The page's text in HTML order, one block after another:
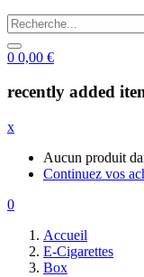
0 0,00 €
recently added
x
Aucun produit
Continuez vos
0
Accueil
E-Cigarettes
Box